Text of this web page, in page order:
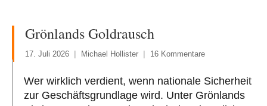
Grönlands Goldrausch
17. Juli 2026 Michael Hollister 16 Kommentare
Wer wirklich verdient, wenn nationale Sicherheit
zur Geschäftsgrundlage wird. Unter Grönlands